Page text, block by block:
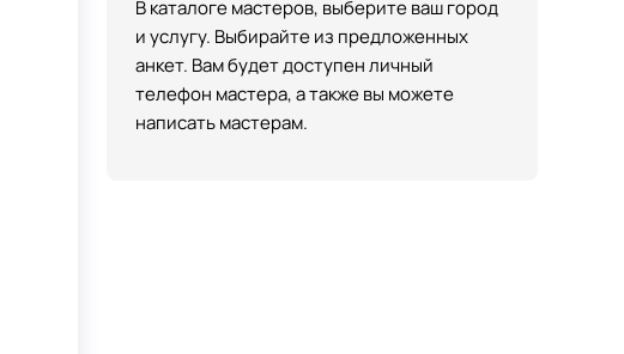
В каталоге мастеров, выберите ваш город
и услугу. Выбирайте из предложенных
анкет. Вам будет доступен личный
телефон мастера, а также вы можете
написать мастерам.